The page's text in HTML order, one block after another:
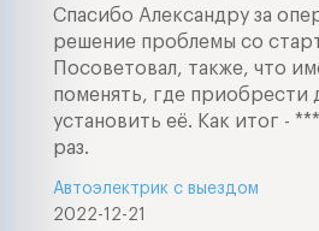
Спасибо Александру за
решение проблемы со
Посоветовал, также, что
поменять, где приобрести
установить её. Как итог -
раз.
2022-12-21
Автоэлектрик с выездом